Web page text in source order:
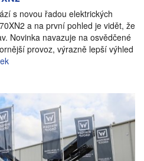
s novou řadou elektrických
a na první pohled je vidět, že
Novinka navazuje na osvědčené
provoz, výrazně lepší výhled